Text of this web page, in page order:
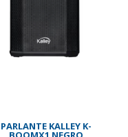
PARLANTE KALLEY K-